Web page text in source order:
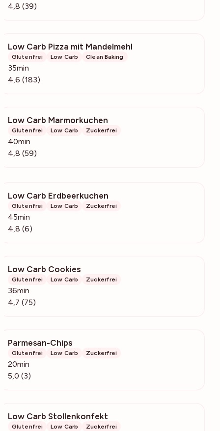
4,8 (39)
Low Carb Pizza mit Mandelmehl
Glutenfrei Low Carb Clean Baking
35min
4,6 (183)
Low Carb Marmorkuchen
Glutenfrei Low Carb Zuckerfrei
40min
4,8 (59)
Low Carb Erdbeerkuchen
Glutenfrei Low Carb Zuckerfrei
45min
4,8 (6)
Low Carb Cookies
Glutenfrei Low Carb Zuckerfrei
36min
4,7 (75)
Parmesan-Chips
Glutenfrei Low Carb Zuckerfrei
20min
5,0 (3)
Low Carb Stollenkonfekt
Glutenfrei Low Carb Zuckerfrei